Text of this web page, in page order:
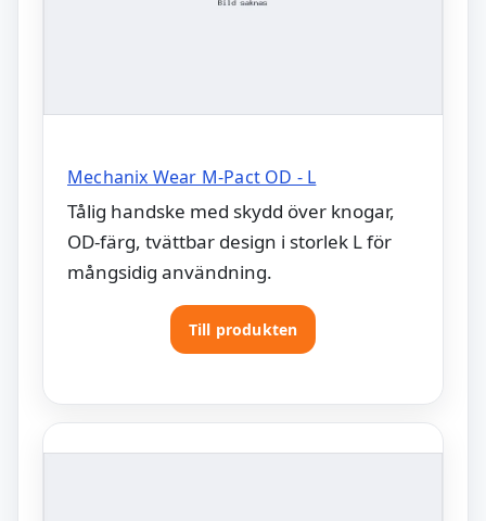
Mechanix Wear M-Pact OD - L
Tålig handske med skydd över knogar,
OD-färg, tvättbar design i storlek L för
mångsidig användning.
Till produkten